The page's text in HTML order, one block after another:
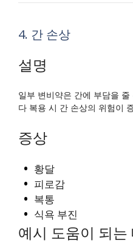
4. 간 손상
설명
일부 변비약은 간에 부담을
다 복용 시 간 손상의 위험이
증상
황달
피로감
복통
식욕 부진
예시 도움이 되